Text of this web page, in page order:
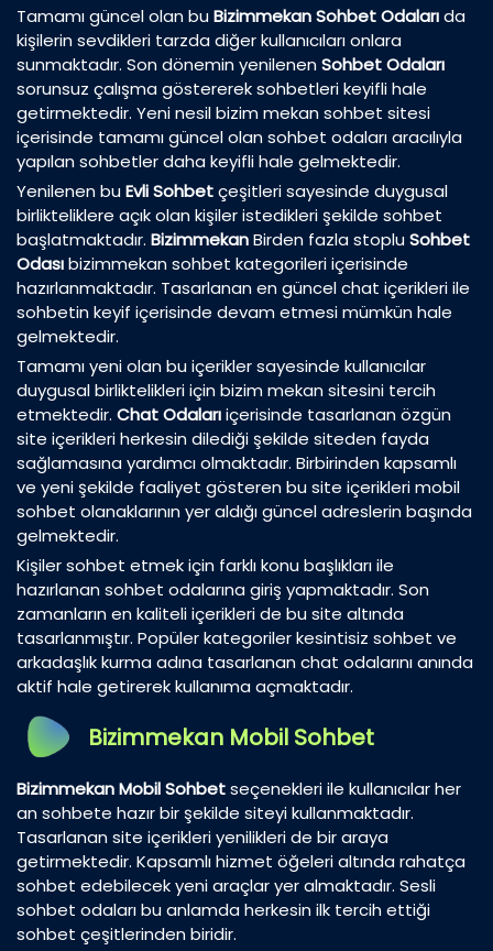
Tamamı güncel olan buBizimmekan Sohbet Odalarıda
kişilerin sevdikleri tarzda diğer kullanıcıları onlara
sunmaktadır. Son dönemin yenilenenSohbet Odaları
sorunsuz çalışma göstererek sohbetleri keyifli hale
getirmektedir. Yeni nesil bizim mekan sohbet sitesi
içerisinde tamamı güncel olan sohbet odaları aracılıyla
yapılan sohbetler daha keyifli hale gelmektedir.
Yenilenen buEvli Sohbetçeşitleri sayesinde duygusal
birlikteliklere açık olan kişiler istedikleri şekilde sohbet
başlatmaktadır. BizimmekanBirden fazla stopluSohbet
Odasıbizimmekan sohbet kategorileri içerisinde
hazırlanmaktadır. Tasarlanan en güncel chat içerikleri ile
sohbetin keyif içerisinde devam etmesi mümkün hale
gelmektedir.
Tamamı yeni olan bu içerikler sayesinde kullanıcılar
duygusal birliktelikleri için bizim mekan sitesini tercih
etmektedir. Chat Odalarıiçerisinde tasarlanan özgün
site içerikleri herkesin dilediği şekilde siteden fayda
sağlamasına yardımcı olmaktadır. Birbirinden kapsamlı
ve yeni şekilde faaliyet gösteren bu site içerikleri mobil
sohbet olanaklarının yer aldığı güncel adreslerin başında
gelmektedir.
Kişiler sohbet etmek için farklı konu başlıkları ile
hazırlanan sohbet odalarına giriş yapmaktadır. Son
zamanların en kaliteli içerikleri de bu site altında
tasarlanmıştır. Popüler kategoriler kesintisiz sohbet ve
arkadaşlık kurma adına tasarlanan chat odalarını anında
aktif hale getirerek kullanıma açmaktadır.
Bizimmekan Mobil Sohbet
Bizimmekan Mobil Sohbetseçenekleri ile kullanıcılar her
an sohbete hazır bir şekilde siteyi kullanmaktadır.
Tasarlanan site içerikleri yenilikleri de bir araya
getirmektedir. Kapsamlı hizmet öğeleri altında rahatça
sohbet edebilecek yeni araçlar yer almaktadır. Sesli
sohbet odaları bu anlamda herkesin ilk tercih ettiği
sohbet çeşitlerinden biridir.